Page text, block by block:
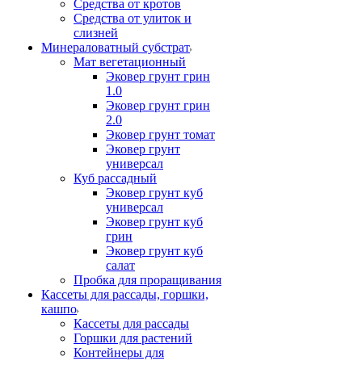
Средства от кротов
Средства от улиток и
слизней
Минераловатный субстрат
Мат вегетационный
Эковер грунт грин
1.0
Эковер грунт грин
2.0
Эковер грунт томат
Эковер грунт
универсал
Куб рассадный
Эковер грунт куб
универсал
Эковер грунт куб
грин
Эковер грунт куб
салат
Пробка для проращивания
Кассеты для рассады, горшки,
кашпо
Кассеты для рассады
Горшки для растений
Контейнеры для